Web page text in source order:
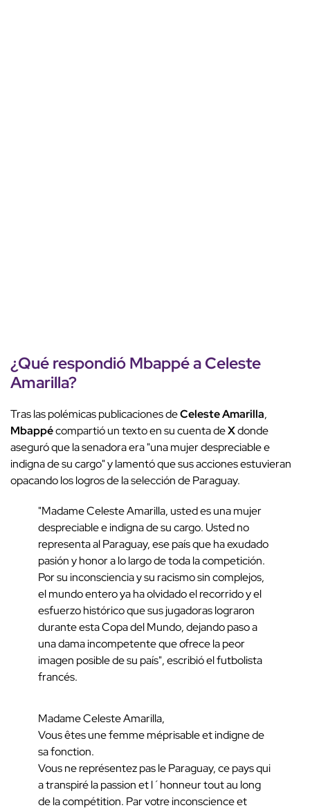
¿Qué respondió Mbappé a Celeste
Amarilla?
Tras las polémicas publicaciones deCeleste Amarilla,
Mbappécompartió un texto en su cuenta deXdonde
aseguró que la senadora era "una mujer despreciable e
indigna de su cargo" y lamentó que sus acciones estuvieran
opacando los logros de la selección de Paraguay.
"Madame Celeste Amarilla, usted es una mujer
despreciable e indigna de su cargo. Usted no
representa al Paraguay, ese país que ha exudado
pasión y honor a lo largo de toda la competición.
Por su inconsciencia y su racismo sin complejos,
el mundo entero ya ha olvidado el recorrido y el
esfuerzo histórico que sus jugadoras lograron
durante esta Copa del Mundo, dejando paso a
una dama incompetente que ofrece la peor
imagen posible de su país", escribió el futbolista
francés.
Madame Celeste Amarilla,
Vous êtes une femme méprisable et indigne de
sa fonction.
Vous ne représentez pas le Paraguay, ce pays qui
a transpiré la passion et l´honneur tout au long
de la compétition. Par votre inconscience et